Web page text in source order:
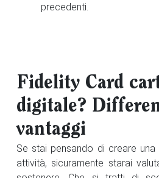
precedenti.
Fidelity Card
digitale?
vantaggi
Se stai pensando di creare
attività, sicuramente starai